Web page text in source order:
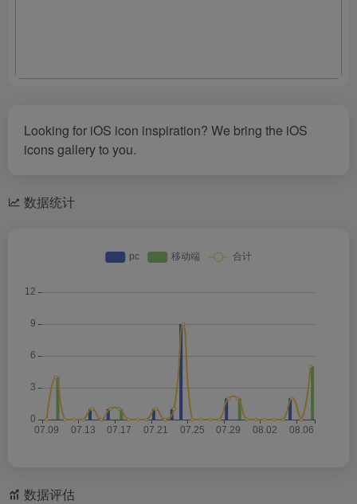
Looking for iOS icon inspiration? We bring the iOS
icons gallery to you.
数据统计
数据评估